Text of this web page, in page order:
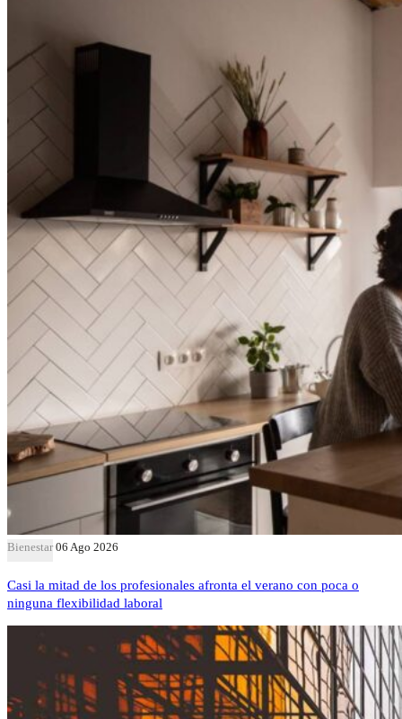
Bienestar 06 Ago 2026
Casi la mitad de los profesionales afronta el verano con poca o
ninguna flexibilidad laboral